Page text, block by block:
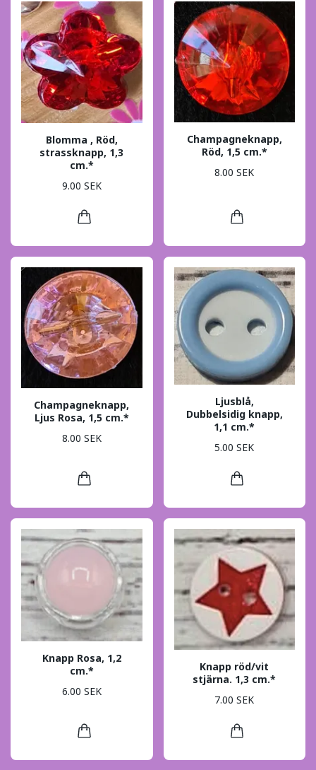
Blomma , Röd,
strassknapp, 1,3
cm.*
9.00 SEK
Champagneknapp,
Röd, 1,5 cm.*
8.00 SEK
Champagneknapp,
Ljus Rosa, 1,5 cm.*
8.00 SEK
Ljusblå,
Dubbelsidig knapp,
1,1 cm.*
5.00 SEK
Knapp Rosa, 1,2
cm.*
6.00 SEK
Knapp röd/vit
stjärna. 1,3 cm.*
7.00 SEK